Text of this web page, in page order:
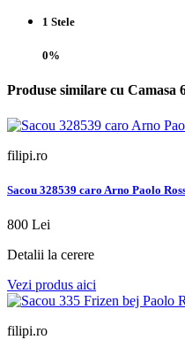
1 Stele
0%
Produse similare cu Camasa
filipi.ro
Sacou 328539 caro Arno Paolo
800 Lei
Detalii la cerere
Vezi produs aici
filipi.ro